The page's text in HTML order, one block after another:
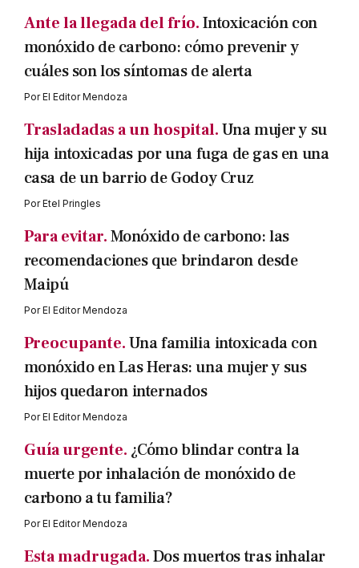
Ante la llegada del frío.Intoxicación con
monóxido de carbono: cómo prevenir y
cuáles son los síntomas de alerta
PorEl Editor Mendoza
Trasladadas a un hospital.Una mujer y su
hija intoxicadas por una fuga de gas en una
casa de un barrio de Godoy Cruz
PorEtel Pringles
Para evitar.Monóxido de carbono: las
recomendaciones que brindaron desde
Maipú
PorEl Editor Mendoza
Preocupante.Una familia intoxicada con
monóxido en Las Heras: una mujer y sus
hijos quedaron internados
PorEl Editor Mendoza
Guía urgente. ¿Cómo blindar contra la
muerte por inhalación de monóxido de
carbono a tu familia?
PorEl Editor Mendoza
Esta madrugada.Dos muertos tras inhalar